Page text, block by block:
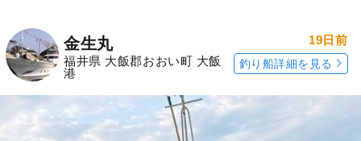
金生丸
福井県 大飯郡おおい町 大飯
港
19日前
釣り船詳細を見る